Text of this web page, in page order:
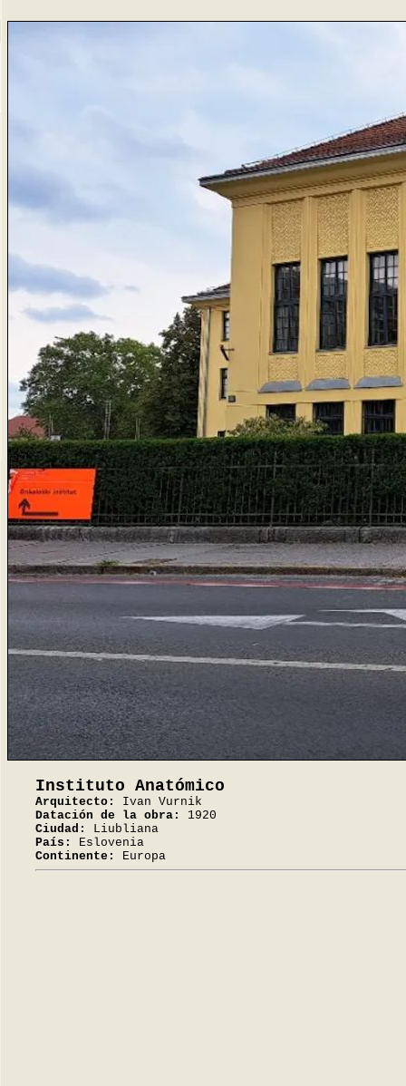
Instituto Anatómico
Arquitecto:
Ivan Vurnik
Datación de la obra:
1920
Ciudad:
Liubliana
País:
Eslovenia
Continente:
Europa